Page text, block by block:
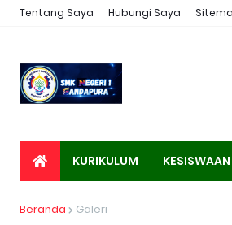
Tentang Saya Hubungi Saya
KURIKULUM KESISWAAN
Beranda Galeri